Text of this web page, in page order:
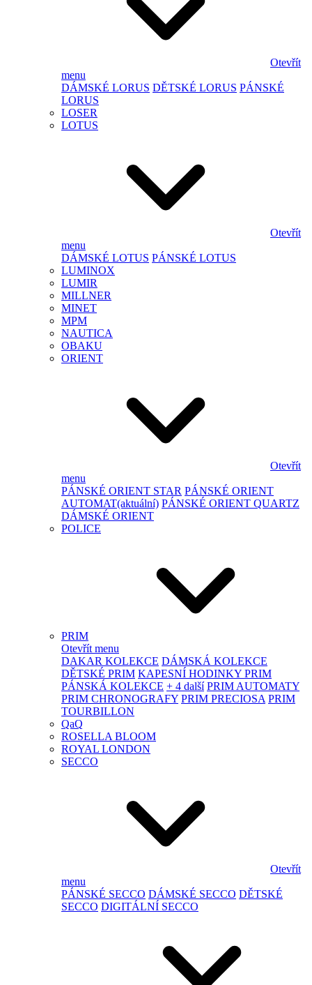
Otevřít
menu
DÁMSKÉ LORUS DĚTSKÉ LORUS PÁNSKÉ
LORUS
LOSER
LOTUS
Otevřít
menu
DÁMSKÉ LOTUS PÁNSKÉ LOTUS
LUMINOX
LUMIR
MILLNER
MINET
MPM
NAUTICA
OBAKU
ORIENT
Otevřít
menu
PÁNSKÉ ORIENT STAR PÁNSKÉ ORIENT
AUTOMAT(aktuální) PÁNSKÉ ORIENT QUARTZ
DÁMSKÉ ORIENT
POLICE
PRIM
Otevřít menu
DAKAR KOLEKCE DÁMSKÁ KOLEKCE
DĚTSKÉ PRIM KAPESNÍ HODINKY PRIM
PÁNSKÁ KOLEKCE + 4 další PRIM AUTOMATY
PRIM CHRONOGRAFY PRIM PRECIOSA PRIM
TOURBILLON
QaQ
ROSELLA BLOOM
ROYAL LONDON
SECCO
Otevřít
menu
PÁNSKÉ SECCO DÁMSKÉ SECCO DĚTSKÉ
SECCO DIGITÁLNÍ SECCO